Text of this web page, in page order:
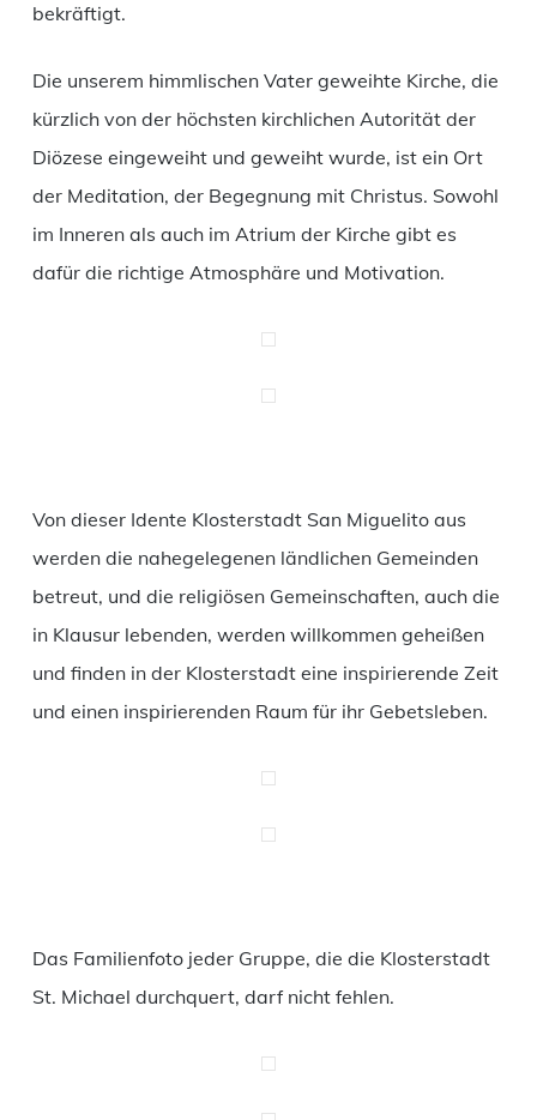
bekräftigt.
Die unserem himmlischen Vater geweihte Kirche, die
kürzlich von der höchsten kirchlichen Autorität der
Diözese eingeweiht und geweiht wurde, ist ein Ort
der Meditation, der Begegnung mit Christus. Sowohl
im Inneren als auch im Atrium der Kirche gibt es
dafür die richtige Atmosphäre und Motivation.
Von dieser Idente Klosterstadt San Miguelito aus
werden die nahegelegenen ländlichen Gemeinden
betreut, und die religiösen Gemeinschaften, auch die
in Klausur lebenden, werden willkommen geheißen
und finden in der Klosterstadt eine inspirierende Zeit
und einen inspirierenden Raum für ihr Gebetsleben.
Das Familienfoto jeder Gruppe, die die Klosterstadt
St. Michael durchquert, darf nicht fehlen.